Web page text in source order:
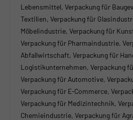
Lebensmittel, Verpackung für
Textilien, Verpackung für
Möbelindustrie, Verpackung für
Verpackung für Pharmaindustrie,
Abfallwirtschaft, Verpackung für
Logistikunternehmen, Verpackung
Verpackung für Automotive,
Verpackung für E-Commerce,
Verpackung für Medizintechnik,
Chemieindustrie, Verpackung für